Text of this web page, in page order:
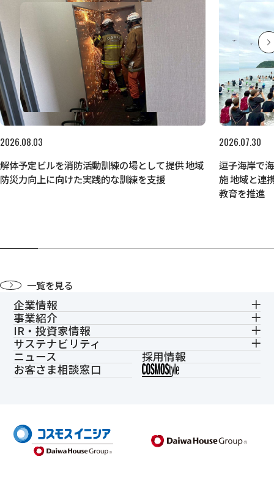
2026.08.03
解体予定ビルを消防活動訓練の場として提供 地域
防災力向上に向けた実践的な訓練を支援
2026.07.30
逗子海岸で
施 地域と連
教育を推進
一覧を見る
企業情報
事業紹介
IR・投資家情報
サステナビリティ
ニュース
採用情報
お客さま相談窓口